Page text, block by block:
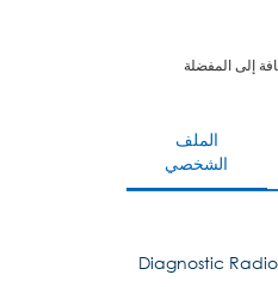
إلى المفضلة
الملف
الشخصي
Diagnostic